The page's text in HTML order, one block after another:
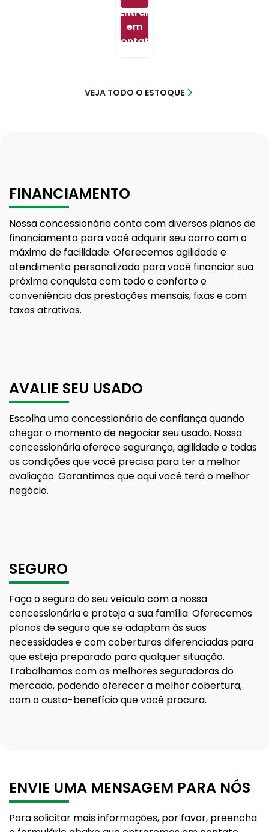
Entrar
em
contato
VEJA TODO O ESTOQUE
FINANCIAMENTO
Nossa concessionária conta com diversos planos de
financiamento para você adquirir seu carro com o
máximo de facilidade. Oferecemos agilidade e
atendimento personalizado para você financiar sua
próxima conquista com todo o conforto e
conveniência das prestações mensais, fixas e com
taxas atrativas.
AVALIE SEU USADO
Escolha uma concessionária de confiança quando
chegar o momento de negociar seu usado. Nossa
concessionária oferece segurança, agilidade e todas
as condições que você precisa para ter a melhor
avaliação. Garantimos que aqui você terá o melhor
negócio.
SEGURO
Faça o seguro do seu veículo com a nossa
concessionária e proteja a sua família. Oferecemos
planos de seguro que se adaptam às suas
necessidades e com coberturas diferenciadas para
que esteja preparado para qualquer situação.
Trabalhamos com as melhores seguradoras do
mercado, podendo oferecer a melhor cobertura,
com o custo-benefício que você procura.
ENVIE UMA MENSAGEM PARA NÓS
Para solicitar mais informações, por favor, preencha